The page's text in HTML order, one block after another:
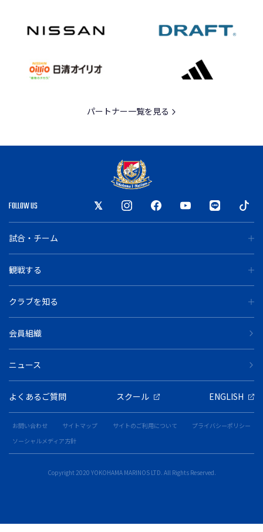
パートナー一覧を見る
FOLLOW US
試合・チーム
観戦する
クラブを知る
会員組織
ニュース
よくあるご質問 スクール ENGLISH
お問い合わせ サイトマップ サイトのご利用について
プライバシーポリシー
ソーシャルメディア方針
Copyright 2020 YOKOHAMA MARINOS LTD. All Rights Reserved.